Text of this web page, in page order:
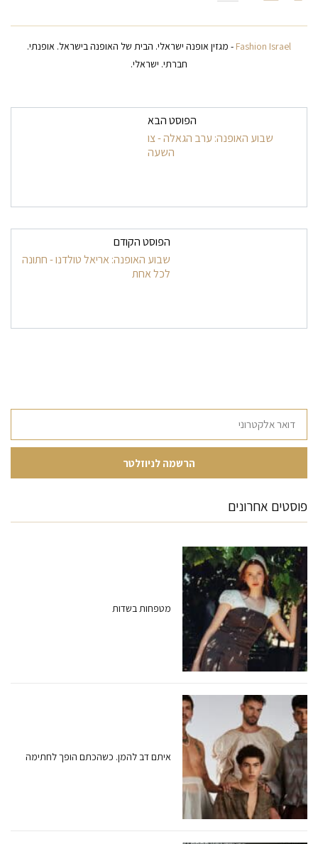
Fashion Israel - מגזין אופנה ישראלי. הבית של האופנה בישראל. אופנתי.
חברתי. ישראלי.
ניווט בפרסומיםהפוסט הבא
שבוע האופנה: ערב הגאלה - צו
השעה
הפוסט הקודם
שבוע האופנה: אריאל טולדנו - חתונה
לכל אחת
פוסטים אחרונים
מטפחות בשדות
איתם דב להמן. כשהכתם הופך לחתימה